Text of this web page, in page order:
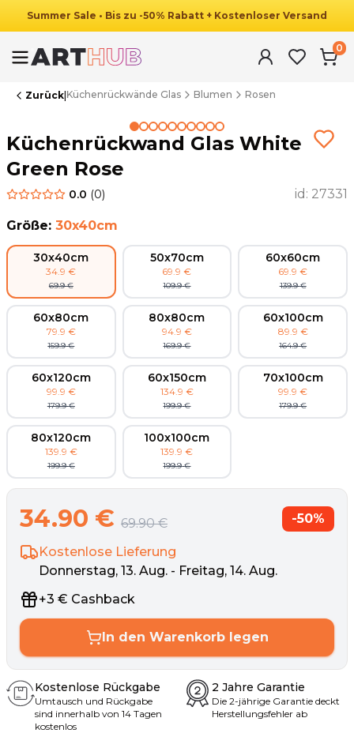
Summer Sale • Bis zu -50% Rabatt + Kostenloser Versand
0
Zurück Küchenrückwände Glas Blumen Rosen
Küchenrückwand Glas White
Green Rose
0.0 (0) id: 27331
Größe: 30x40cm
30x40cm
34.9 €
69.9 €
50x70cm
69.9 €
109.9 €
60x60cm
69.9 €
139.9 €
60x80cm
79.9 €
159.9 €
80x80cm
94.9 €
169.9 €
60x100cm
89.9 €
164.9 €
60x120cm
99.9 €
179.9 €
60x150cm
134.9 €
199.9 €
70x100cm
99.9 €
179.9 €
80x120cm
139.9 €
199.9 €
100x100cm
139.9 €
199.9 €
34.90 € 69.90 € -50%
Kostenlose Lieferung
Donnerstag, 13. Aug. - Freitag, 14. Aug.
+3 € Cashback
In den Warenkorb legen
Kostenlose Rückgabe
Umtausch und Rückgabe
sind innerhalb von 14 Tagen
kostenlos
2 Jahre Garantie
Die 2-jährige Garantie deckt
Herstellungsfehler ab